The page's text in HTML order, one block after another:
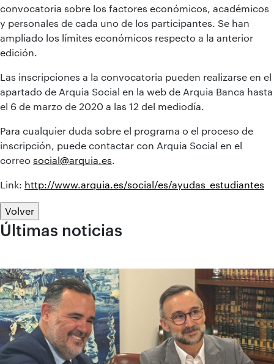
convocatoria sobre los factores económicos, académicos
y personales de cada uno de los participantes. Se han
ampliado los límites económicos respecto a la anterior
edición.
Las inscripciones a la convocatoria pueden realizarse en el
apartado de Arquia Social en la web de Arquia Banca hasta
el 6 de marzo de 2020 a las 12 del mediodía.
Para cualquier duda sobre el programa o el proceso de
inscripción, puede contactar con Arquia Social en el
correo social@arquia.es
Link: http://www.arquia.es/social/es/ayudas_estudiantes
Volver
Últimas noticias